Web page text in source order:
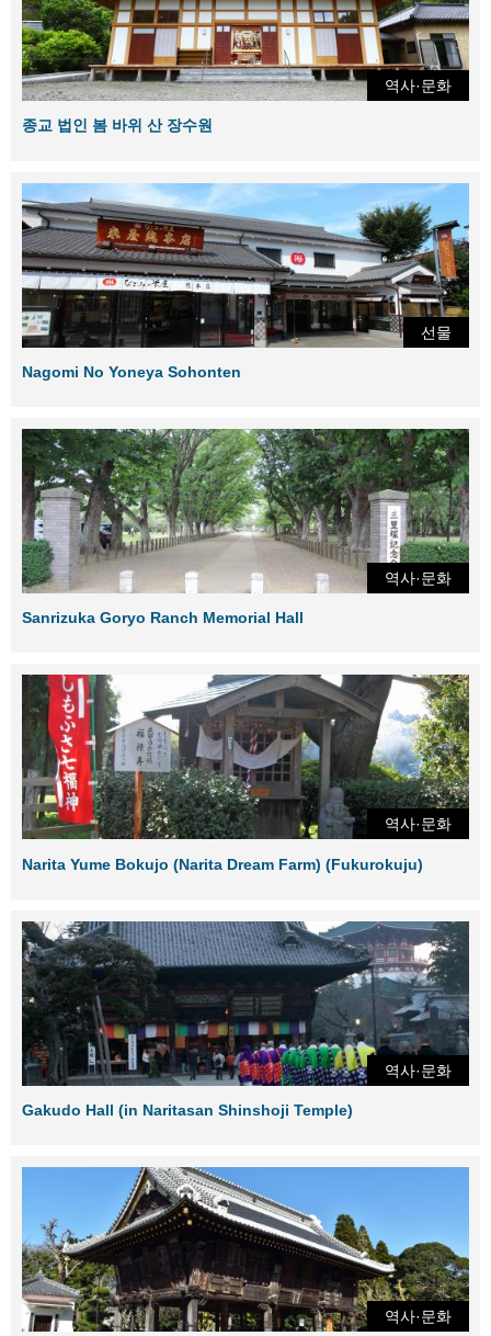
역사·문화
종교 법인 봄 바위 산 장수원
선물
Nagomi No Yoneya Sohonten
역사·문화
Sanrizuka Goryo Ranch Memorial Hall
역사·문화
Narita Yume Bokujo (Narita Dream Farm) (Fukurokuju)
역사·문화
Gakudo Hall (in Naritasan Shinshoji Temple)
역사·문화